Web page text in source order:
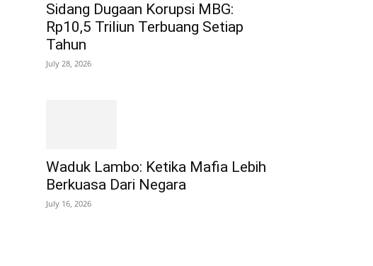
Sidang Dugaan Korupsi MBG:
Rp10,5 Triliun Terbuang Setiap
Tahun
July 28, 2026
Waduk Lambo: Ketika Mafia Lebih
Berkuasa Dari Negara
July 16, 2026